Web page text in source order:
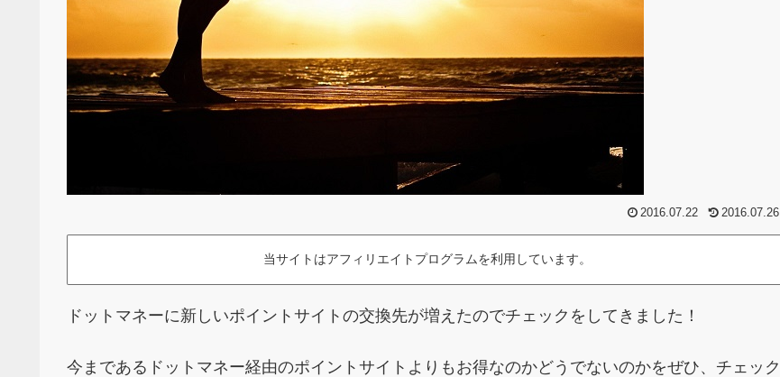
2016.07.22 2016.07.26
当サイトはアフィリエイトプログラムを利用しています。
ドットマネーに新しいポイントサイトの交換先が増えたのでチェックをしてきました！
今まであるドットマネー経由のポイントサイトよりもお得なのかどうでないのかをぜひ、チェック